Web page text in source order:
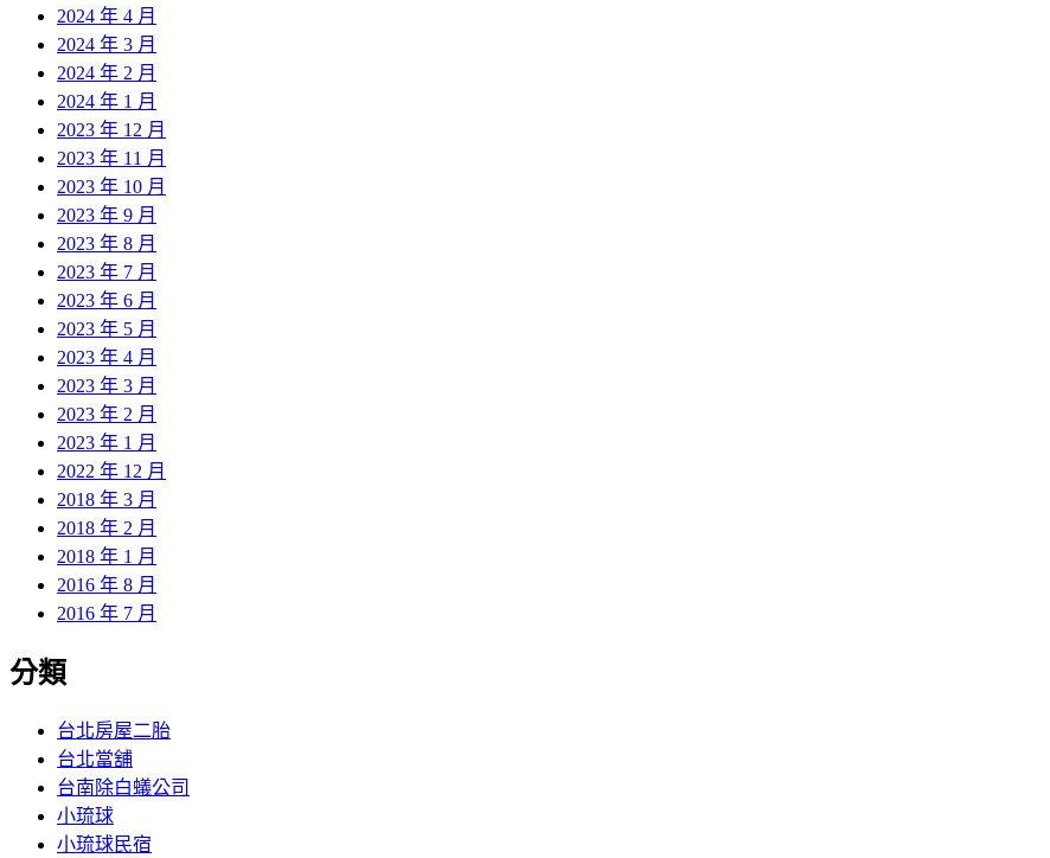
2024 年 4 月
2024 年 3 月
2024 年 2 月
2024 年 1 月
2023 年 12 月
2023 年 11 月
2023 年 10 月
2023 年 9 月
2023 年 8 月
2023 年 7 月
2023 年 6 月
2023 年 5 月
2023 年 4 月
2023 年 3 月
2023 年 2 月
2023 年 1 月
2022 年 12 月
2018 年 3 月
2018 年 2 月
2018 年 1 月
2016 年 8 月
2016 年 7 月
分類
台北房屋二胎
台北當舖
台南除白蟻公司
小琉球
小琉球民宿